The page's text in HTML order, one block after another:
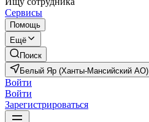
Сервисы
Помощь
Ещё
Поиск
Белый Яр (Ханты-Мансийский АО)
Войти
Войти
Зарегистрироваться